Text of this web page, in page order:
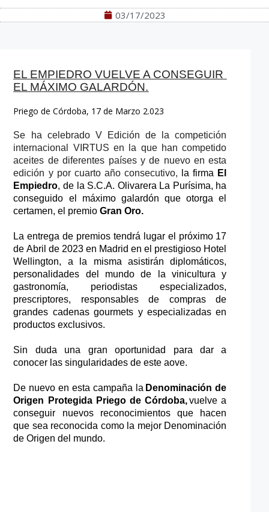
03/17/2023
EL EMPIEDRO VUELVE A CONSEGUIR
EL MÁXIMO GALARDÓN.
Priego de Córdoba, 1 7 de Marzo 2.023
Se ha celebrado V Edición de la competición
internacional VIRTUS en la que han competido
aceites de diferentes países y de nuevo en esta
edición y por cuarto año consecutivo, la firma El
Empiedro, de la S.C.A. Olivarera La Purísima, ha
conseguido el máximo galardón que otorga el
certamen, el premio Gran Oro.
La entrega de premios tendrá lugar el próximo 17
de Abril de 2023 en Madrid en el prestigioso Hotel
Wellington, a la misma asistirán diplomáticos,
personalidades del mundo de la vinicultura
y
gastronomía, periodistas especializados,
prescriptores, responsables de compras de
grandes cadenas gourmets
productos exclusivos.
Sin duda una gran oportunidad para dar a
conocer las singularidades de este aove.
De nuevo en esta campaña la Denominación de
Origen Protegida Priego de Córdoba,
conseguir nuevos reconocimientos que hacen
que sea reconocida como la mejor Denominación
de Origen del mundo.